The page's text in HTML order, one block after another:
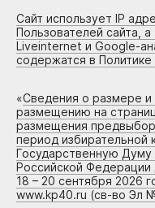
Сайт использует IP
Пользователей сайта,
Liveinternet и Google-
содержатся в
«Сведения о размере и
размещению на
размещения
период избирательной
Государственную
Российской Федерации
18 – 20 сентября 2026
www.kp40.ru (св-во Эл